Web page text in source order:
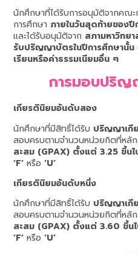
นักศึกษาที่ได้รับการอนุมัติจากคณะ
การศึกษา ภายในวันสุดท้ายของ
และได้รับอนุมัติจาก สภามหาวิทย
รับปริญญาบัตรในปีการศึกษานั้น
เรียนหรือค่าธรรมเนียมอื่น ๆ
การมอบปริญ
เกียรตินิยมอันดับสอง
นักศึกษาที่มีสิทธิ์ได้รับ ปริญญาเกี
สอบครบตามจำนวนหน่วยกิตที่หลั
สะสม (GPAX) ตั้งแต่ 3.25 ขึ้นไ
‘F’ หรือ‘U’
เกียรตินิยมอันดับหนึ่ง
นักศึกษาที่มีสิทธิ์ได้รับ ปริญญาเกี
สอบครบตามจำนวนหน่วยกิตที่หลั
สะสม (GPAX) ตั้งแต่ 3.60 ขึ้น
‘F’ หรือ‘U’